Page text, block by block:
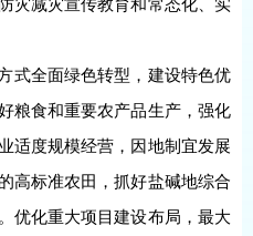
灾减灾宣传教育和常态化、实
式全面绿色转型，建设特色优
粮食和重要农产品生产，强化
适度规模经营，因地制宜发展
高标准农田，抓好盐碱地综合
优化重大项目建设布局，最大